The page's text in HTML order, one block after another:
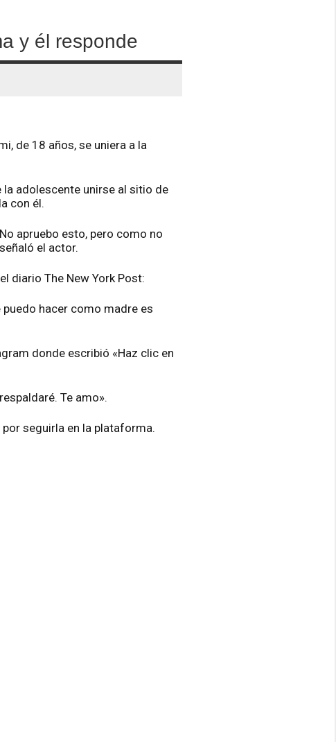
y él responde
de 18 años, se uniera a la
la adolescente unirse al sitio de
con él.
apruebo esto, pero como no
el actor.
diario The New York Post:
puedo hacer como madre es
donde escribió «Haz clic en
Te amo».
seguirla en la plataforma.